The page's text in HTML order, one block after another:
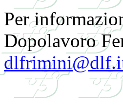
Per
Dopolavoro